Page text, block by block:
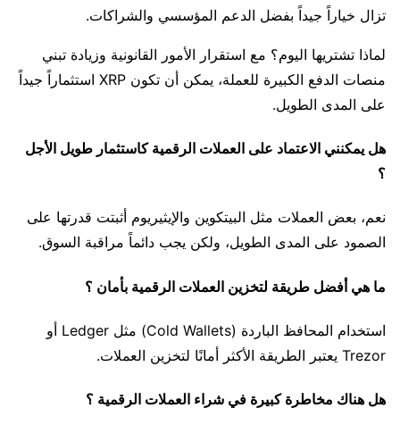
تزال خياراً جيداً بفضل الدعم المؤسسي والشراكات.
لماذا تشتريها اليوم؟ مع استقرار الأمور القانونية وزيادة تبني
منصات الدفع الكبيرة للعملة، يمكن أن تكون XRP استثماراً جيداً
على المدى الطويل.
هل يمكنني الاعتماد على العملات الرقمية كاستثمار طويل الأجل
؟
نعم، بعض العملات مثل البيتكوين والإيثيريوم أثبتت قدرتها على
الصمود على المدى الطويل، ولكن يجب دائماً مراقبة السوق.
ما هي أفضل طريقة لتخزين العملات الرقمية بأمان ؟
استخدام المحافظ الباردة (Cold Wallets) مثل Ledger أو
Trezor يعتبر الطريقة الأكثر أمانًا لتخزين العملات.
هل هناك مخاطرة كبيرة في شراء العملات الرقمية ؟